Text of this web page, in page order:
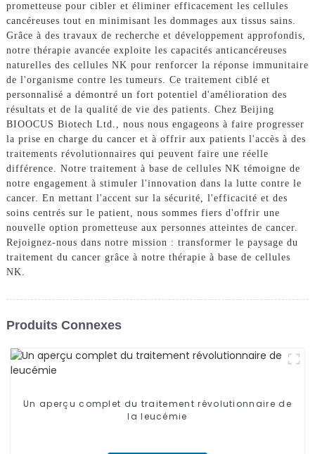
prometteuse pour cibler et éliminer efficacement les cellules
cancéreuses tout en minimisant les dommages aux tissus sains.
Grâce à des travaux de recherche et développement approfondis,
notre thérapie avancée exploite les capacités anticancéreuses
naturelles des cellules NK pour renforcer la réponse immunitaire
de l'organisme contre les tumeurs. Ce traitement ciblé et
personnalisé a démontré un fort potentiel d'amélioration des
résultats et de la qualité de vie des patients. Chez Beijing
BIOOCUS Biotech Ltd., nous nous engageons à faire progresser
la prise en charge du cancer et à offrir aux patients l'accès à des
traitements révolutionnaires qui peuvent faire une réelle
différence. Notre traitement à base de cellules NK témoigne de
notre engagement à stimuler l'innovation dans la lutte contre le
cancer. En mettant l'accent sur la sécurité, l'efficacité et des
soins centrés sur le patient, nous sommes fiers d'offrir une
nouvelle option prometteuse aux personnes atteintes de cancer.
Rejoignez-nous dans notre mission : transformer le paysage du
traitement du cancer grâce à notre thérapie à base de cellules
NK.
Produits Connexes
Un aperçu complet du traitement révolutionnaire de
la leucémie